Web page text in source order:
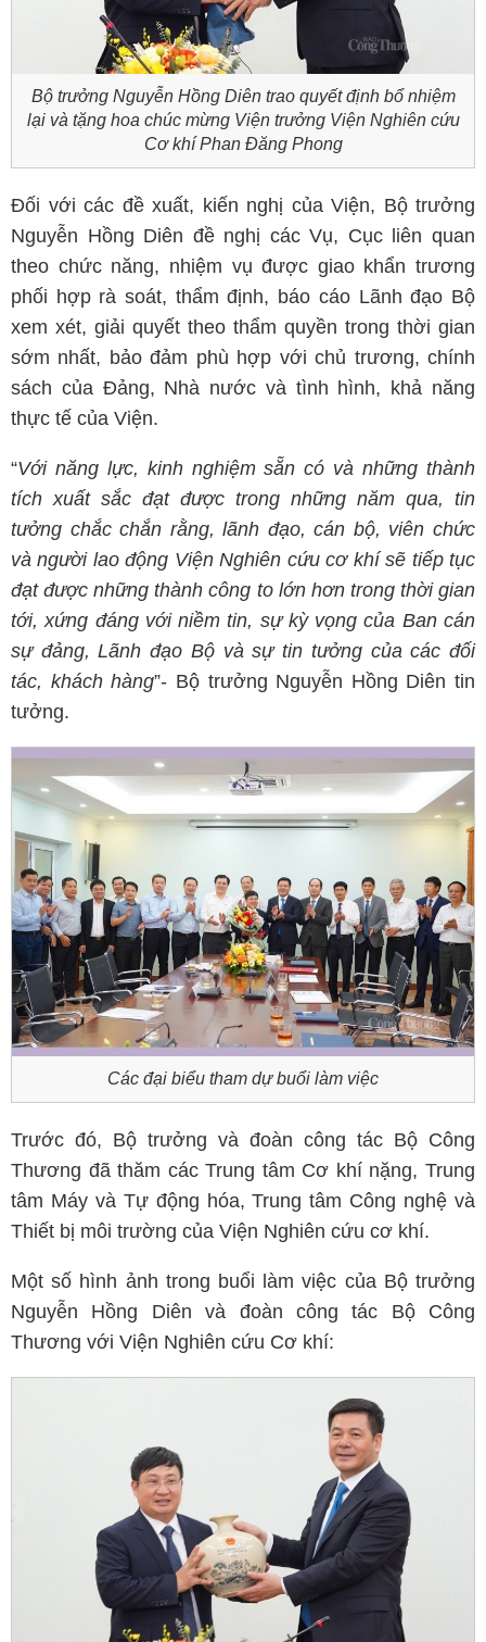
Bộ trưởng Nguyễn Hồng Diên trao quyết định bổ nhiệm
lại và tặng hoa chúc mừng Viện trưởng Viện Nghiên cứu
Cơ khí Phan Đăng Phong
Đối với các đề xuất, kiến nghị của Viện, Bộ trưởng
Nguyễn Hồng Diên đề nghị các Vụ, Cục liên quan
theo chức năng, nhiệm vụ được giao khẩn trương
phối hợp rà soát, thẩm định, báo cáo Lãnh đạo Bộ
xem xét, giải quyết theo thẩm quyền trong thời gian
sớm nhất, bảo đảm phù hợp với chủ trương, chính
sách của Đảng, Nhà nước và tình hình, khả năng
thực tế của Viện.
“Với năng lực, kinh nghiệm sẵn có và những thành
tích xuất sắc đạt được trong những năm qua, tin
tưởng chắc chắn rằng, lãnh đạo, cán bộ, viên chức
và người lao động Viện Nghiên cứu cơ khí sẽ tiếp tục
đạt được những thành công to lớn hơn trong thời gian
tới, xứng đáng với niềm tin, sự kỳ vọng của Ban cán
sự đảng, Lãnh đạo Bộ và sự tin tưởng của các đối
tác, khách hàng”- Bộ trưởng Nguyễn Hồng Diên tin
tưởng.
Các đại biểu tham dự buổi làm việc
Trước đó, Bộ trưởng và đoàn công tác Bộ Công
Thương đã thăm các Trung tâm Cơ khí nặng, Trung
tâm Máy và Tự động hóa, Trung tâm Công nghệ và
Thiết bị môi trường của Viện Nghiên cứu cơ khí.
Một số hình ảnh trong buổi làm việc của Bộ trưởng
Nguyễn Hồng Diên và đoàn công tác Bộ Công
Thương với Viện Nghiên cứu Cơ khí: